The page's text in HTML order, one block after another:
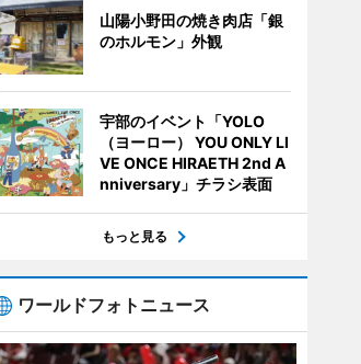
山陽小野田の焼き肉店「銀
のホルモン」外観
宇部のイベント「YOLO
（ヨーロー） YOU ONLY LI
VE ONCE HIRAETH 2nd A
nniversary」チラシ表面
もっと見る
ワールドフォトニュース